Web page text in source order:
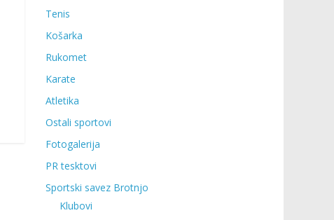
Tenis
Košarka
Rukomet
Karate
Atletika
Ostali sportovi
Fotogalerija
PR tesktovi
Sportski savez Brotnjo
Klubovi